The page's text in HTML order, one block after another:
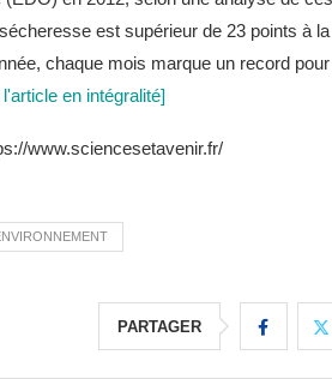
est supérieur de 23 points à
chaque mois marque un record
l'article en intégralité]
www.sciencesetavenir.fr/
PARTAGER